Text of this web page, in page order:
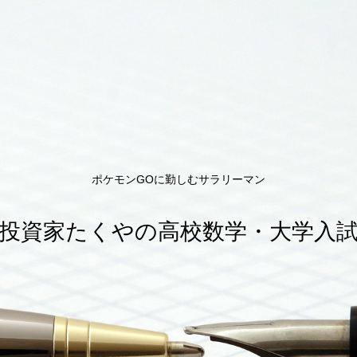
ポケモンGOに勤しむサラリーマン
資家たくやの高校数学・大学入